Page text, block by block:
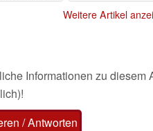
Weitere Artikel
Informationen zu
/ Antworten